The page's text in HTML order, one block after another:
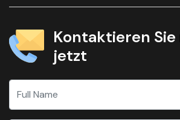
Kontaktieren
jetzt